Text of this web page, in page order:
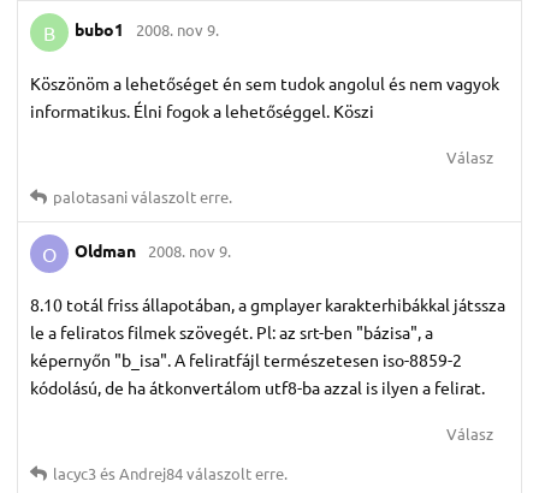
B bubo1 2008. nov 9.
Köszönöm a lehetőséget én sem tudok angolul és nem vagyok
informatikus. Élni fogok a lehetőséggel. Köszi
Válasz
palotasaniválaszolt erre.
O Oldman 2008. nov 9.
8.10 totál friss állapotában, a gmplayer karakterhibákkal játssza
le a feliratos filmek szövegét. Pl: az srt-ben "bázisa", a
képernyőn "b_isa". A feliratfájl természetesen iso-8859-2
kódolású, de ha átkonvertálom utf8-ba azzal is ilyen a felirat.
Válasz
lacyc3ésAndrej84válaszolt erre.